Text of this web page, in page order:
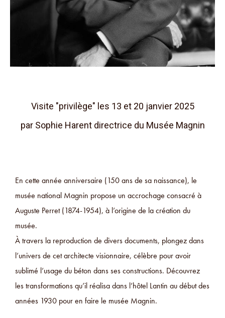
Visite "privilège" les 13 et 20 janvier 2025
par Sophie Harent directrice du Musée Magnin
En cette année anniversaire (150 ans de sa naissance), le
musée national Magnin propose un accrochage consacré à
Auguste Perret (1874-1954), à l’origine de la création du
musée.
À travers la reproduction de divers documents, plongez dans
l’univers de cet architecte visionnaire, célèbre pour avoir
sublimé l’usage du béton dans ses constructions. Découvrez
les transformations qu’il réalisa dans l’hôtel Lantin au début des
années 1930 pour en faire le musée Magnin.